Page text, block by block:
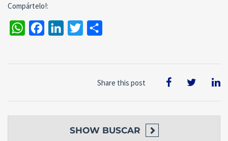
Compártelo!:
WhatsAppFacebookLinkedInTwitter
Share this post
SHOW BUSCAR